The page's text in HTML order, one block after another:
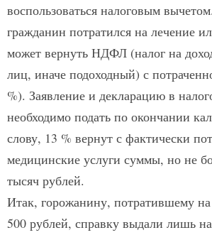
воспользоваться налоговым
гражданин потратился на лечение
может вернуть НДФЛ (налог на
лиц, иначе подоходный) с
%). Заявление и декларацию в
необходимо подать по окончании
слову, 13 % вернут с фактически
медицинские услуги суммы, но не
тысяч рублей.
Итак, горожанину, потратившему
500 рублей, справку выдали лишь